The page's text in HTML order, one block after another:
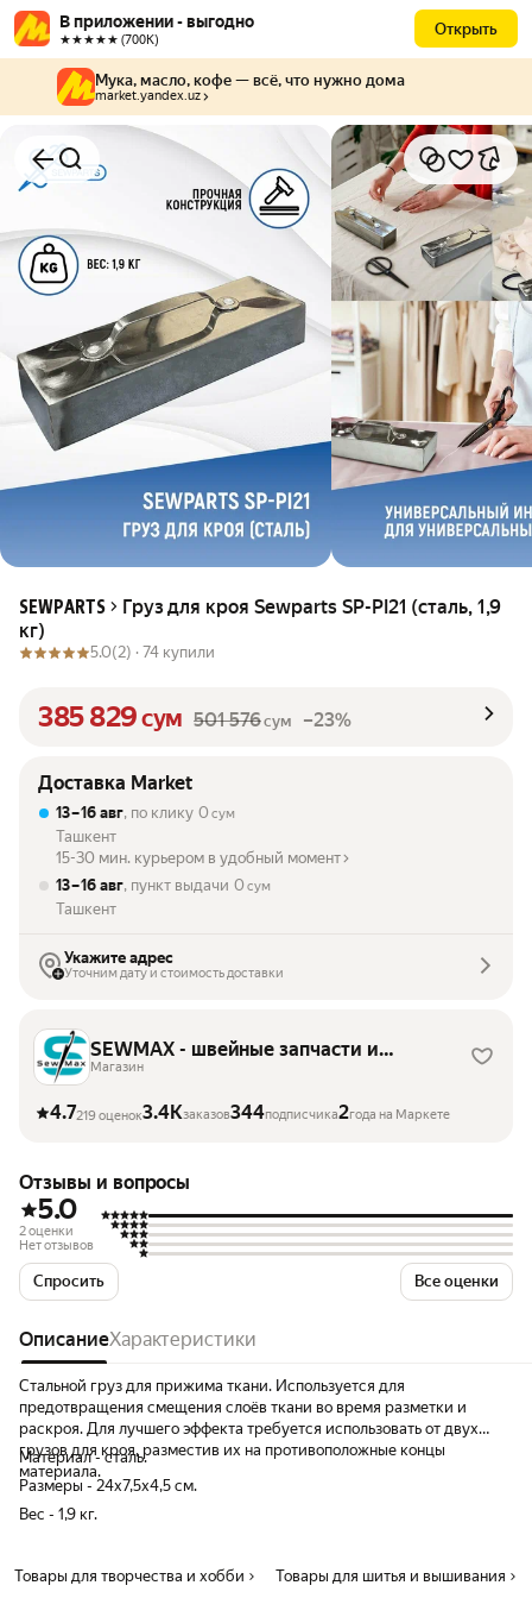
В приложении - выгодно
★★★★★ (700К)
Открыть
Мука, масло, кофе — всё, что нужно дома
market.yandex.uz
SEWPARTS
Груз для кроя Sewparts SP-PI21 (сталь, 1,9
кг)
5.0(2) · 74 купили
385 829сум 501 576сум –23%
Доставка Market
13 – 16 авг, по клику 0 сум
Ташкент
15-30 мин. курьером в удобный момент
13 – 16 авг, пункт выдачи 0 сум
Ташкент
Укажите адрес
Уточним дату и стоимость доставки
SEWMAX - швейные запчасти и
оборудование
Магазин
4.7219 оценок3.4Kзаказов344подписчика2года на Маркете
Отзывы и вопросы
5.0
2 оценки
Нет отзывов
Спросить Все оценки
ОписаниеХарактеристики
Стальной груз для прижима ткани. Используется для
предотвращения смещения слоёв ткани во время разметки и
раскроя. Для лучшего эффекта требуется использовать от двух
грузов для кроя, разместив их на противоположные концы
материала.
Материал - сталь.
Размеры - 24х7,5х4,5 см.
Вес - 1,9 кг.
Товары для творчества и хобби Товары для шитья и вышивания